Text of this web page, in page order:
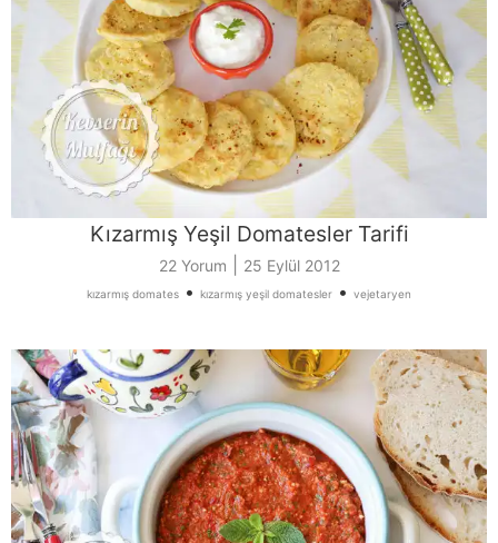
Kızarmış Yeşil Domatesler Tarifi
22 Yorum 25 Eylül 2012
kızarmış domates • kızarmış yeşil domatesler • vejetaryen